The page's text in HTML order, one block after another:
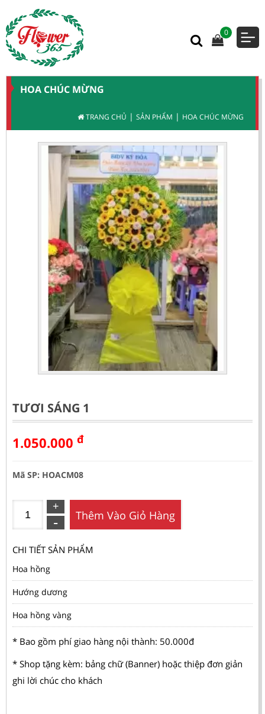
0
HOA CHÚC MỪNG
TRANG CHỦ | SẢN PHẨM | HOA CHÚC MỪNG
TƯƠI SÁNG 1
1.050.000 đ
Mã SP: HOACM08
Thêm Vào Giỏ Hàng
CHI TIẾT SẢN PHẨM
Hoa hồng
Hướng dương
Hoa hồng vàng
* Bao gồm phí giao hàng nội thành: 50.000đ
* Shop tặng kèm: bảng chữ (Banner) hoặc thiệp đơn giản
ghi lời chúc cho khách